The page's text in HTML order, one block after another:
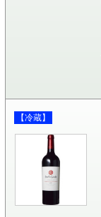
【冷蔵】